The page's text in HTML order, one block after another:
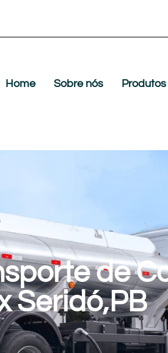
Home Sobre nós Produtos
de
Seridó,PB